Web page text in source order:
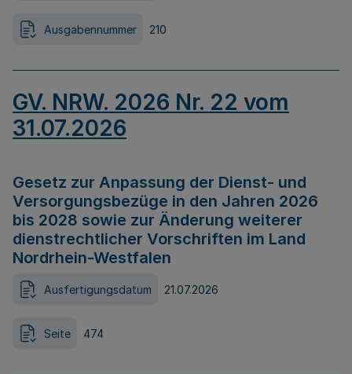
Ausgabennummer 210
GV. NRW. 2026 Nr. 22 vom
31.07.2026
Gesetz zur Anpassung der Dienst- und
Versorgungsbezüge in den Jahren 2026
bis 2028 sowie zur Änderung weiterer
dienstrechtlicher Vorschriften im Land
Nordrhein-Westfalen
Ausfertigungsdatum 21.07.2026
Seite 474